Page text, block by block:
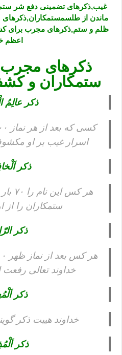
غیب,ذکرهای تضمینی دفع شر
ماندن از طلسمستمکاران,ذکرهای
ظلم و ستم,ذکرهای مجرب برای
اعظم
ذکرهای
ستمکاران و
ذکر عالِمُ
اسرار غیب بر او
ذکر
هر
ستمکاران را از
ذکر
خداوند تعالی رفعت
ذکر
خداوند هیبت ذکر
ذکر